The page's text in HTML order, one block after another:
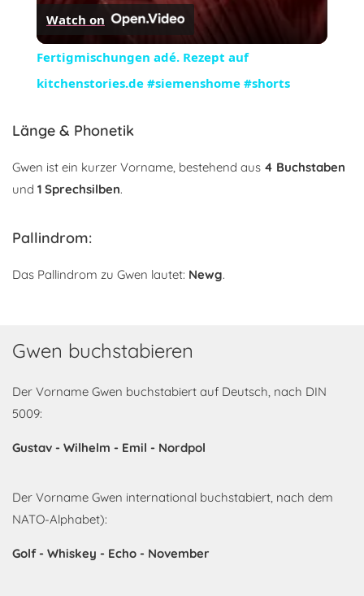
Watch on
Fertigmischungen adé. Rezept auf
kitchenstories.de #siemenshome #shorts
Länge & Phonetik
Gwen ist ein kurzer Vorname, bestehend aus 4 Buchstaben
und 1 Sprechsilben.
Pallindrom:
Das Pallindrom zu Gwen lautet: Newg.
Gwen buchstabieren
Der Vorname Gwen buchstabiert auf Deutsch, nach DIN
5009:
Gustav - Wilhelm - Emil - Nordpol
Der Vorname Gwen international buchstabiert, nach dem
NATO-Alphabet):
Golf - Whiskey - Echo - November